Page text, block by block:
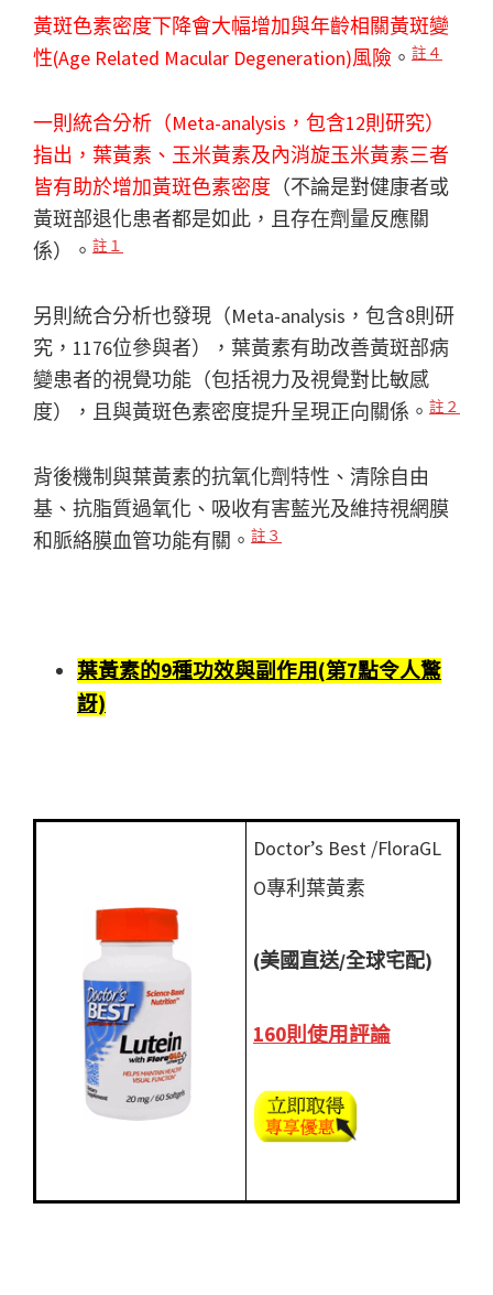
黃斑色素密度下降會大幅增加與年齡相關黃斑變
性(Age Related Macular Degeneration)風險 。 註４
一則統合分析（Meta-analysis，包含12則研究）
指出，葉黃素、玉米黃素及內消旋玉米黃素三者
皆有助於增加黃斑色素密度 （不論是對健康者或
黃斑部退化患者都是如此，且存在劑量反應關
係）。 註１
另則統合分析也發現（Meta-analysis，包含8則研
究，1176位參與者），葉黃素有助改善黃斑部病
變患者的視覺功能（包括視力及視覺對比敏感
度），且與黃斑色素密度提升呈現正向關係。 註２
背後機制與葉黃素的抗氧化劑特性、清除自由
基、抗脂質過氧化、吸收有害藍光及維持視網膜
和脈絡膜血管功能有關。 註３
葉黃素的9種功效與副作用(第7點令人驚
訝)
Doctor’s Best /FloraGL
O專利葉黃素
(美國直送/全球宅配)
160則使用評論